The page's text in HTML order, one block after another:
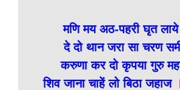
मणि मय अठ-पहरी घृत लाये
दे दो थान जरा सा चरण
करुणा कर दो कृपया गुरु
शिव जाना चाहें लो बिठा जहाज